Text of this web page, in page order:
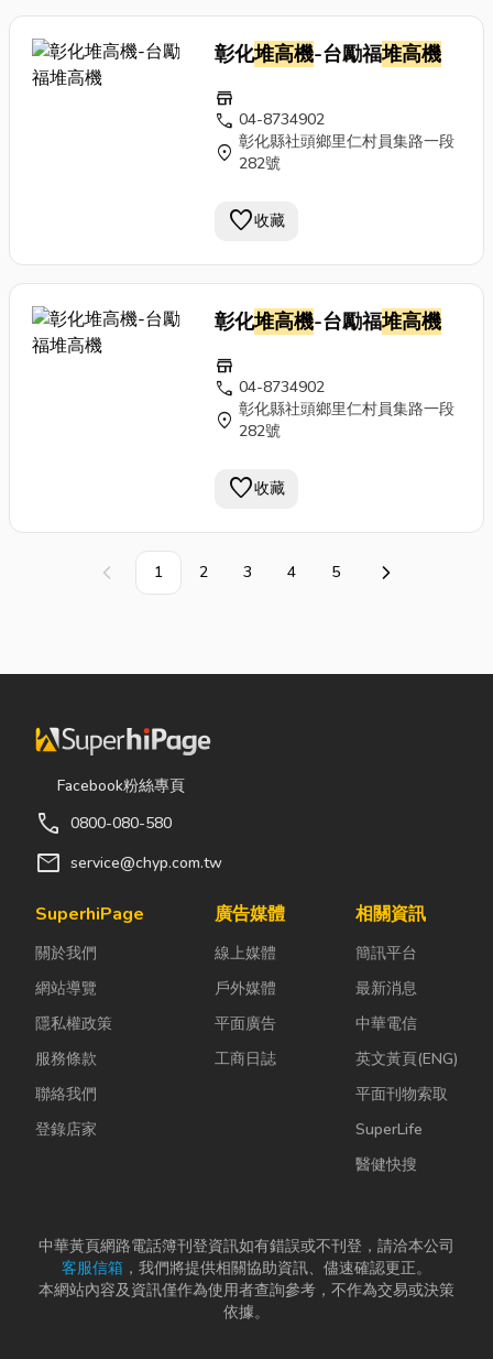
彰化堆高機-台勵福堆高機
store
call 04-8734902
location_on 彰化縣社頭鄉里仁村員集路一段
282號
favorite收藏
彰化堆高機-台勵福堆高機
store
call 04-8734902
location_on 彰化縣社頭鄉里仁村員集路一段
282號
favorite收藏
上一頁 1 2 3 4 5 下一頁
Facebook粉絲專頁
call 0800-080-580
mail service@chyp.com.tw
SuperhiPage
關於我們
網站導覽
隱私權政策
服務條款
聯絡我們
登錄店家
廣告媒體
線上媒體
戶外媒體
平面廣告
工商日誌
相關資訊
簡訊平台
最新消息
中華電信
英文黃頁(ENG)
平面刊物索取
SuperLife
醫健快搜
中華黃頁網路電話簿刊登資訊如有錯誤或不刊登，請洽本公司
客服信箱 ，我們將提供相關協助資訊、儘速確認更正。
本網站內容及資訊僅作為使用者查詢參考，不作為交易或決策
依據。